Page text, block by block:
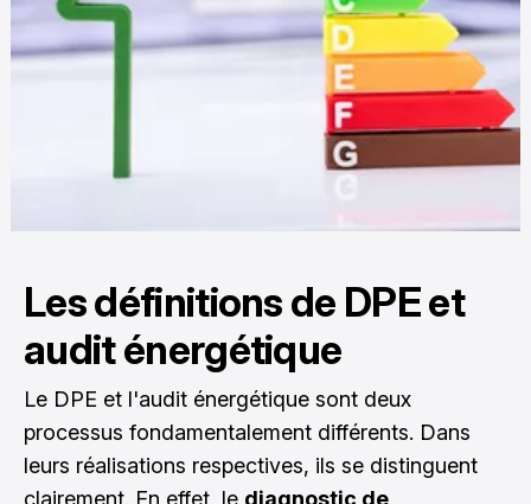
Les définitions de DPE et
audit énergétique
Le DPE et l'audit énergétique sont deux
processus fondamentalement différents. Dans
leurs réalisations respectives, ils se distinguent
clairement. En effet, le diagnostic de